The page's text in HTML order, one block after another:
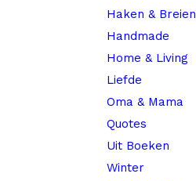
Haken & Breien
Handmade
Home & Living
Liefde
Oma & Mama
Quotes
Uit Boeken
Winter